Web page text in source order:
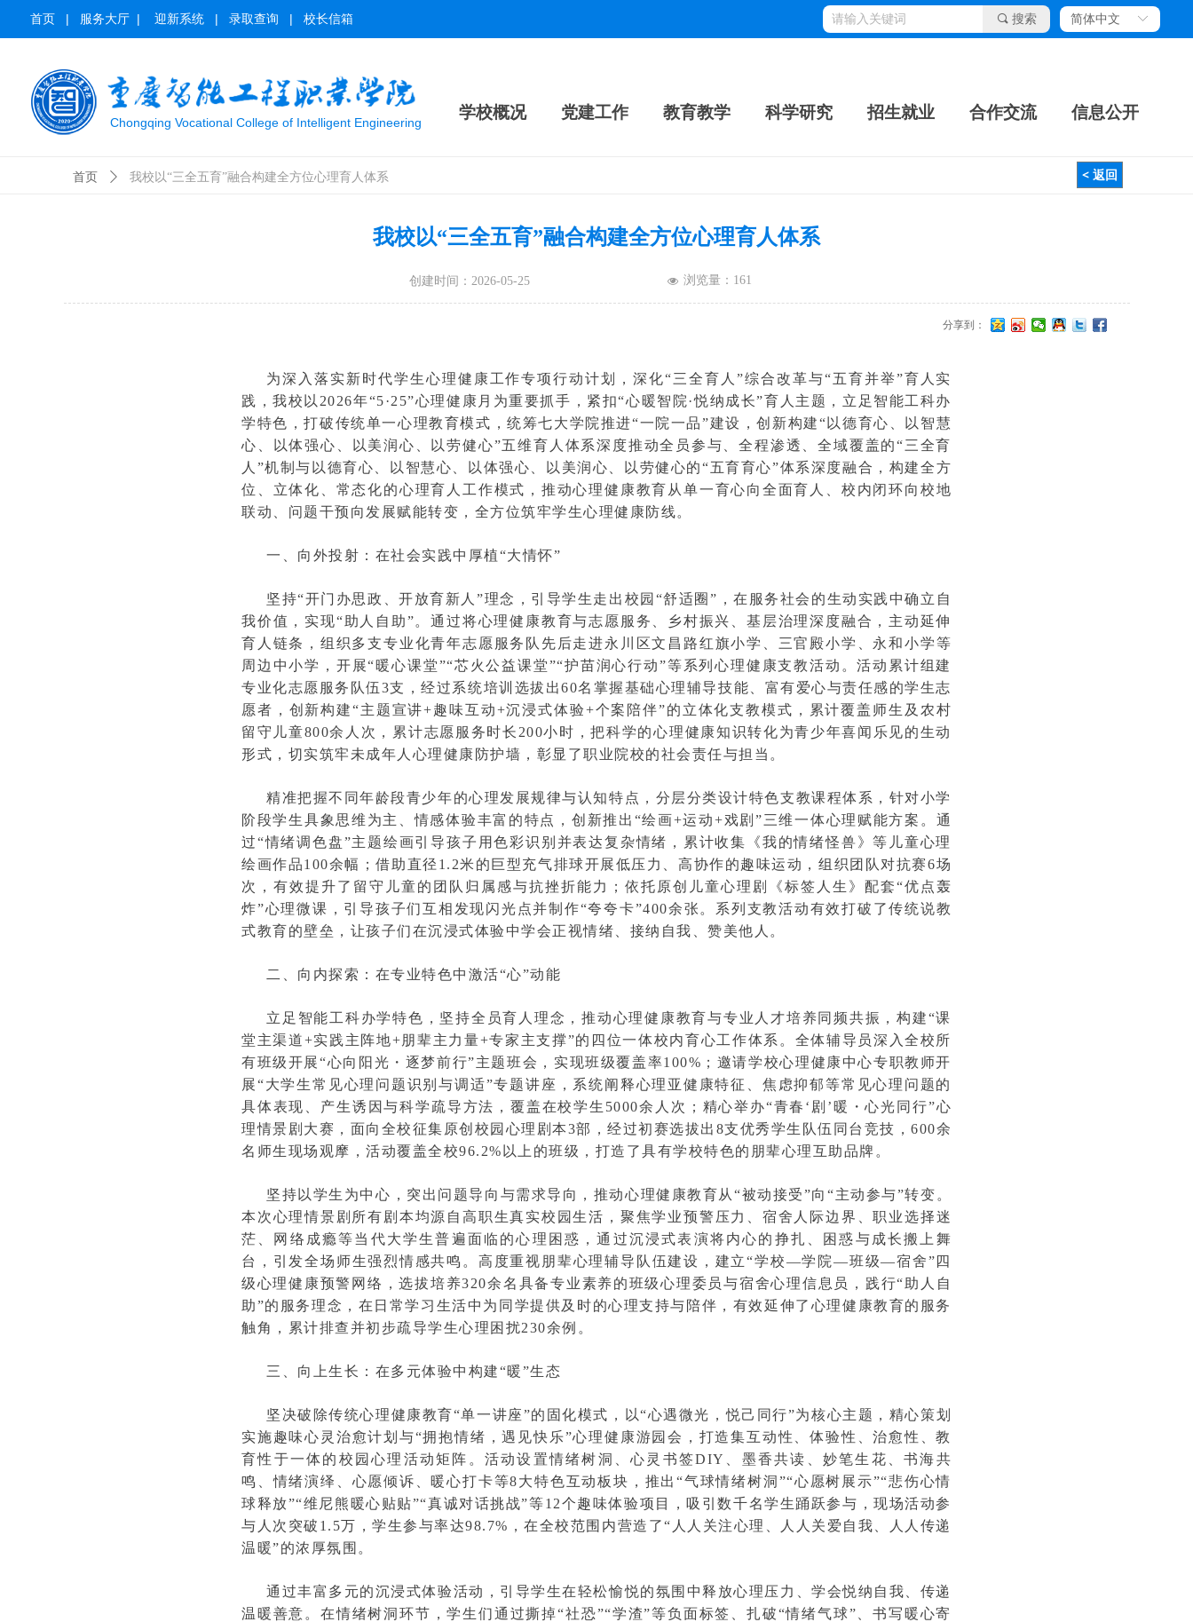
Chongqing Vocational College of Intelligent Engineering
学校概况 党建工作 教育教学 科学研究 招生就业 合作交流 信息公开
首页 | 服务大厅 | 迎新系统 | 录取查询 | 校长信箱 ꀅ
简体中文
끠 搜索
我校以“三全五育”融合构建全方位心理育人体系
为深入落实新时代学生心理健康工作专项行动计划，深化“三全育人”综合改革与“五育并举”育人实
践，我校以2026年“5·25”心理健康月为重要抓手，紧扣“心暖智院·悦纳成长”育人主题，立足智能工科办
学特色，打破传统单一心理教育模式，统筹七大学院推进“一院一品”建设，创新构建“以德育心、以智慧
心、以体强心、以美润心、以劳健心”五维育人体系深度推动全员参与、全程渗透、全域覆盖的“三全育
人”机制与以德育心、以智慧心、以体强心、以美润心、以劳健心的“五育育心”体系深度融合，构建全方
位、立体化、常态化的心理育人工作模式，推动心理健康教育从单一育心向全面育人、校内闭环向校地
联动、问题干预向发展赋能转变，全方位筑牢学生心理健康防线。
一、向外投射：在社会实践中厚植“大情怀”
坚持“开门办思政、开放育新人”理念，引导学生走出校园“舒适圈”，在服务社会的生动实践中确立自
我价值，实现“助人自助”。通过将心理健康教育与志愿服务、乡村振兴、基层治理深度融合，主动延伸
育人链条，组织多支专业化青年志愿服务队先后走进永川区文昌路红旗小学、三官殿小学、永和小学等
周边中小学，开展“暖心课堂”“芯火公益课堂”“护苗润心行动”等系列心理健康支教活动。活动累计组建
专业化志愿服务队伍3支，经过系统培训选拔出60名掌握基础心理辅导技能、富有爱心与责任感的学生志
愿者，创新构建“主题宣讲+趣味互动+沉浸式体验+个案陪伴”的立体化支教模式，累计覆盖师生及农村
留守儿童800余人次，累计志愿服务时长200小时，把科学的心理健康知识转化为青少年喜闻乐见的生动
形式，切实筑牢未成年人心理健康防护墙，彰显了职业院校的社会责任与担当。
精准把握不同年龄段青少年的心理发展规律与认知特点，分层分类设计特色支教课程体系，针对小学
阶段学生具象思维为主、情感体验丰富的特点，创新推出“绘画+运动+戏剧”三维一体心理赋能方案。通
过“情绪调色盘”主题绘画引导孩子用色彩识别并表达复杂情绪，累计收集《我的情绪怪兽》等儿童心理
绘画作品100余幅；借助直径1.2米的巨型充气排球开展低压力、高协作的趣味运动，组织团队对抗赛6场
次，有效提升了留守儿童的团队归属感与抗挫折能力；依托原创儿童心理剧《标签人生》配套“优点轰
炸”心理微课，引导孩子们互相发现闪光点并制作“夸夸卡”400余张。系列支教活动有效打破了传统说教
式教育的壁垒，让孩子们在沉浸式体验中学会正视情绪、接纳自我、赞美他人。
二、向内探索：在专业特色中激活“心”动能
立足智能工科办学特色，坚持全员育人理念，推动心理健康教育与专业人才培养同频共振，构建“课
堂主渠道+实践主阵地+朋辈主力量+专家主支撑”的四位一体校内育心工作体系。全体辅导员深入全校所
有班级开展“心向阳光・逐梦前行”主题班会，实现班级覆盖率100%；邀请学校心理健康中心专职教师开
展“大学生常见心理问题识别与调适”专题讲座，系统阐释心理亚健康特征、焦虑抑郁等常见心理问题的
具体表现、产生诱因与科学疏导方法，覆盖在校学生5000余人次；精心举办“青春‘剧’暖・心光同行”心
理情景剧大赛，面向全校征集原创校园心理剧本3部，经过初赛选拔出8支优秀学生队伍同台竞技，600余
名师生现场观摩，活动覆盖全校96.2%以上的班级，打造了具有学校特色的朋辈心理互助品牌。
坚持以学生为中心，突出问题导向与需求导向，推动心理健康教育从“被动接受”向“主动参与”转变。
本次心理情景剧所有剧本均源自高职生真实校园生活，聚焦学业预警压力、宿舍人际边界、职业选择迷
茫、网络成瘾等当代大学生普遍面临的心理困惑，通过沉浸式表演将内心的挣扎、困惑与成长搬上舞
台，引发全场师生强烈情感共鸣。高度重视朋辈心理辅导队伍建设，建立“学校—学院—班级—宿舍”四
级心理健康预警网络，选拔培养320余名具备专业素养的班级心理委员与宿舍心理信息员，践行“助人自
助”的服务理念，在日常学习生活中为同学提供及时的心理支持与陪伴，有效延伸了心理健康教育的服务
触角，累计排查并初步疏导学生心理困扰230余例。
三、向上生长：在多元体验中构建“暖”生态
坚决破除传统心理健康教育“单一讲座”的固化模式，以“心遇微光，悦己同行”为核心主题，精心策划
实施趣味心灵治愈计划与“拥抱情绪，遇见快乐”心理健康游园会，打造集互动性、体验性、治愈性、教
育性于一体的校园心理活动矩阵。活动设置情绪树洞、心灵书签DIY、墨香共读、妙笔生花、书海共
鸣、情绪演绎、心愿倾诉、暖心打卡等8大特色互动板块，推出“气球情绪树洞”“心愿树展示”“悲伤心情
球释放”“维尼熊暖心贴贴”“真诚对话挑战”等12个趣味体验项目，吸引数千名学生踊跃参与，现场活动参
与人次突破1.5万，学生参与率达98.7%，在全校范围内营造了“人人关注心理、人人关爱自我、人人传递
温暖”的浓厚氛围。
通过丰富多元的沉浸式体验活动，引导学生在轻松愉悦的氛围中释放心理压力、学会悦纳自我、传递
温暖善意。在情绪树洞环节，学生们通过撕掉“社恐”“学渣”等负面标签、扎破“情绪气球”、书写暖心寄
创建时间： 2026-05-25 넶 浏览量： 161
分享到：
首页 ꄲ 我校以“三全五育”融合构建全方位心理育人体系 < 返回